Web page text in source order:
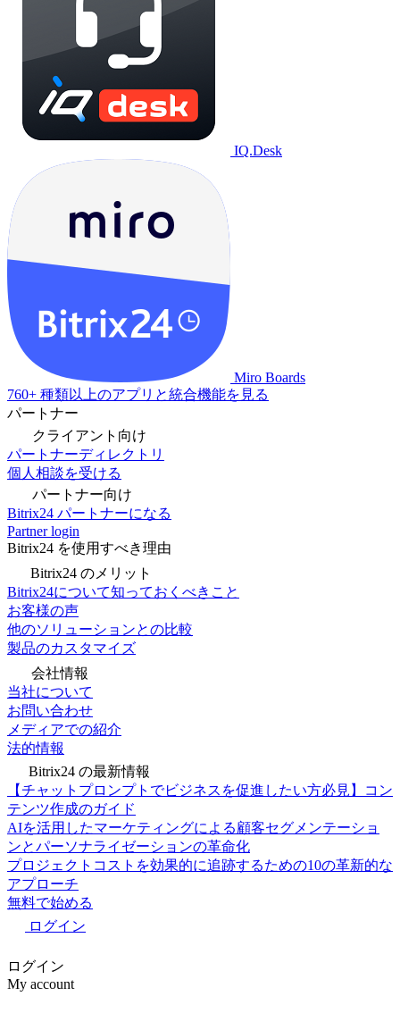
IQ.Desk
Miro Boards
760+ 種類以上のアプリと統合機能を見る
パートナー
クライアント向け
パートナーディレクトリ
個人相談を受ける
パートナー向け
Bitrix24 パートナーになる
Partner login
Bitrix24 を使用すべき理由
Bitrix24 のメリット
Bitrix24について知っておくべきこと
お客様の声
他のソリューションとの比較
製品のカスタマイズ
会社情報
当社について
お問い合わせ
メディアでの紹介
法的情報
Bitrix24 の最新情報
【チャットプロンプトでビジネスを促進したい方必見】コン
テンツ作成のガイド
AIを活用したマーケティングによる顧客セグメンテーショ
ンとパーソナライゼーションの革命化
プロジェクトコストを効果的に追跡するための10の革新的な
アプローチ
無料で始める
ログイン
ログイン
My account